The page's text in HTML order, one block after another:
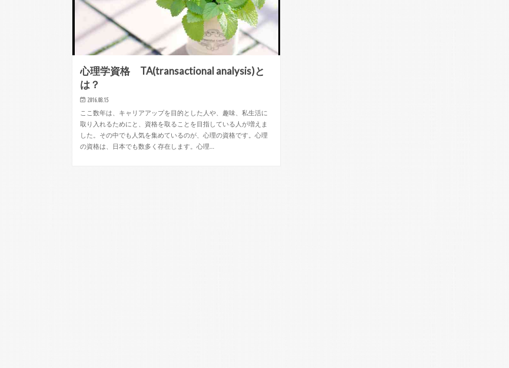
心理学資格 TA(transactional analysis)と
は？
2016.08.15
ここ数年は、キャリアアップを目的とした人や、趣味、私生活に
取り入れるためにと、資格を取ることを目指している人が増えま
した。その中でも人気を集めているのが、心理の資格です。心理
の資格は、日本でも数多く存在します。心理…